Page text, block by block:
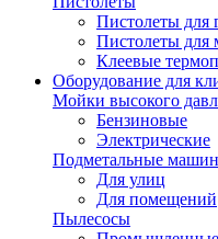
Пистолеты для
Пистолеты
Клеевые
Оборудование для
Мойки высокого
Бензиновые
Электрические
Подметальные
Для улиц
Для помещений
Пылесосы